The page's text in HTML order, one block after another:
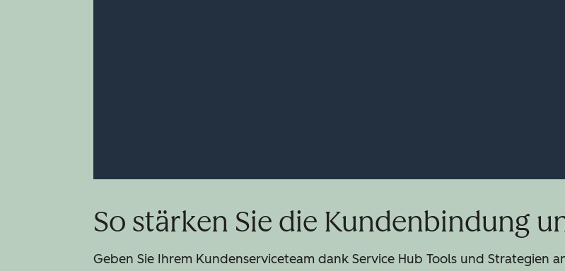
So stärken Sie die Kundenbindung
Geben Sie Ihrem Kundenserviceteam dank Service Hub Tools und Strategien